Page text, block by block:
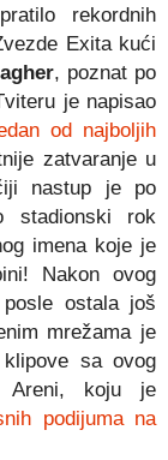
rekordnih
Exita kući
, poznat po
je napisao
od najboljih
zatvaranje u
nastup je po
stadionski rok
imena koje je
Nakon ovog
ostala još
mrežama je
sa ovog
Areni, koju je
podijuma na